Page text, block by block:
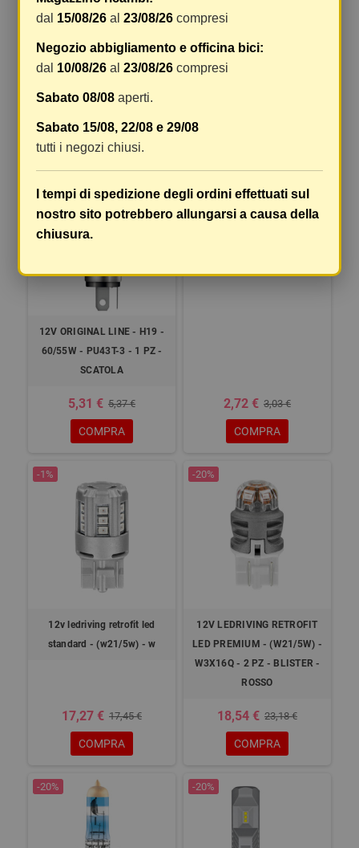
65W - PY26D-1 - 1 PZ -
12V ORIGINAL LINE - H19 -
60/55W - PU43T-3 - 1 PZ -
SCATOLA
5,31 € 5,37 €
COMPRA
Lampadina, luce retromarcia
2,72 € 3,03 €
COMPRA
-1%
12v ledriving retrofit led
standard - (w21/5w) - w
17,27 € 17,45 €
COMPRA
-20%
12V LEDRIVING RETROFIT
LED PREMIUM - (W21/5W) -
W3X16Q - 2 PZ - BLISTER -
ROSSO
18,54 € 23,18 €
COMPRA
-20% -20%
dal 15/08/26 al23/08/26 compresi
Negozio abbigliamento e officina bici:
dal 10/08/26 al23/08/26 compresi
Sabato 08/08 aperti.
Sabato 15/08, 22/08 e 29/08
tutti i negozi chiusi.
I tempi di spedizione degli ordini effettuati sul
nostro sito potrebbero allungarsi a causa della
chiusura.